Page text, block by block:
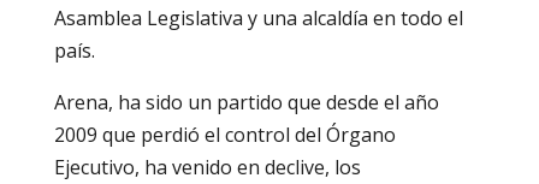
Asamblea Legislativa y una alcaldía en todo el
país.
Arena, ha sido un partido que desde el año
2009 que perdió el control del Órgano
Ejecutivo, ha venido en declive, los